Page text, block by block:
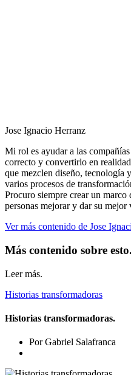
Jose Ignacio Herranz
Mi rol es ayudar a las
correcto y convertirlo en
que mezclen diseño, tecnología
varios procesos de
Procuro siempre crear un marco
personas mejorar y dar su mejor
Ver más contenido de Jose
Más contenido sobre esto.
Leer más.
Historias transformadoras
Historias transformadoras.
Por Gabriel Salafranca